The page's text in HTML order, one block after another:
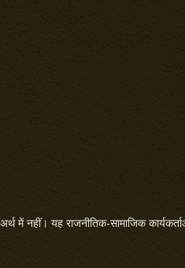
में नहीं। यह राजनीतिक-सामाजिक